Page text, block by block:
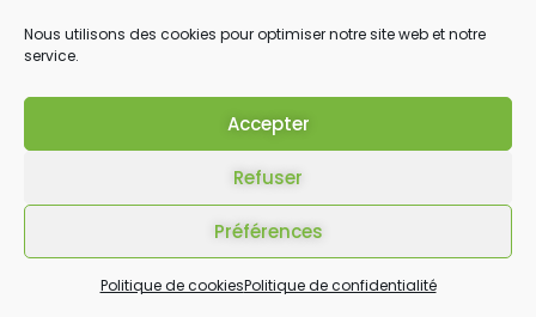
Nous utilisons des cookies pour optimiser notre site web et notre
service.
Accepter
Refuser
Préférences
Politique de cookiesPolitique de confidentialité